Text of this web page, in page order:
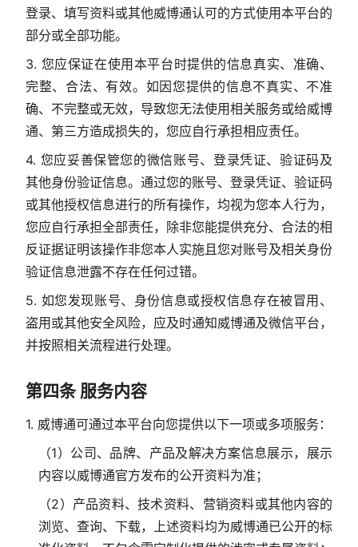
登录、填写资料或其他威博通认可的方式使用本平台的
部分或全部功能。
3. 您应保证在使用本平台时提供的信息真实、准确、
完整、合法、有效。如因您提供的信息不真实、不准
确、不完整或无效，导致您无法使用相关服务或给威博
通、第三方造成损失的，您应自行承担相应责任。
4. 您应妥善保管您的微信账号、登录凭证、验证码及
其他身份验证信息。通过您的账号、登录凭证、验证码
或其他授权信息进行的所有操作，均视为您本人行为，
您应自行承担全部责任，除非您能提供充分、合法的相
反证据证明该操作非您本人实施且您对账号及相关身份
验证信息泄露不存在任何过错。
5. 如您发现账号、身份信息或授权信息存在被冒用、
盗用或其他安全风险，应及时通知威博通及微信平台，
并按照相关流程进行处理。
第四条 服务内容
1. 威博通可通过本平台向您提供以下一项或多项服务：
（1）公司、品牌、产品及解决方案信息展示，展示
内容以威博通官方发布的公开资料为准；
（2）产品资料、技术资料、营销资料或其他内容的
浏览、查询、下载，上述资料均为威博通已公开的标